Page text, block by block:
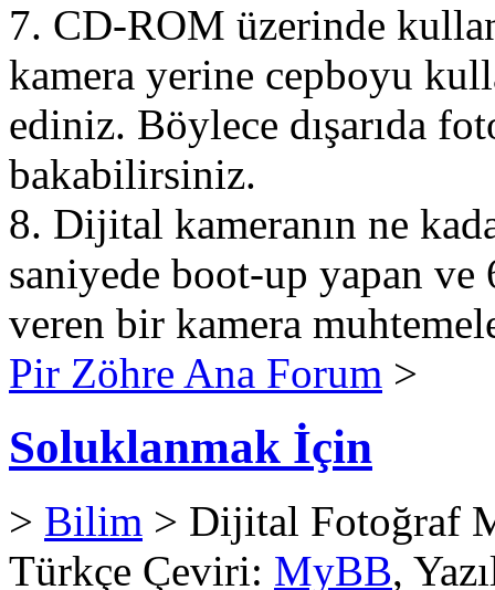
7. CD-ROM üzerinde
kamera yerine cepboyu
ediniz. Böylece dışarıda
bakabilirsiniz.
8. Dijital kameranın ne
saniyede boot-up yapan
veren bir kamera
Pir Zöhre Ana Forum >
Soluklanmak İçin
> Bilim > Dijital Fotoğraf
Türkçe Çeviri: MyBB,